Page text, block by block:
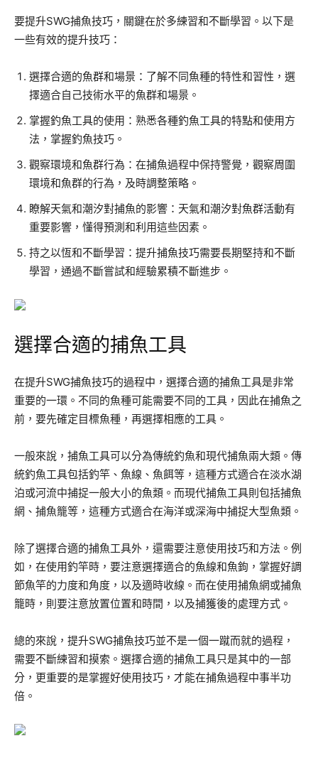
要提升SWG捕魚技巧，關鍵在於多練習和不斷學習。以下是
一些有效的提升技巧：
選擇合適的魚群和場景：了解不同魚種的特性和習性，選
擇適合自己技術水平的魚群和場景。
掌握釣魚工具的使用：熟悉各種釣魚工具的特點和使用方
法，掌握釣魚技巧。
觀察環境和魚群行為：在捕魚過程中保持警覺，觀察周圍
環境和魚群的行為，及時調整策略。
瞭解天氣和潮汐對捕魚的影響：天氣和潮汐對魚群活動有
重要影響，懂得預測和利用這些因素。
持之以恆和不斷學習：提升捕魚技巧需要長期堅持和不斷
學習，通過不斷嘗試和經驗累積不斷進步。
選擇合適的捕魚工具
在提升SWG捕魚技巧的過程中，選擇合適的捕魚工具是非常
重要的一環。不同的魚種可能需要不同的工具，因此在捕魚之
前，要先確定目標魚種，再選擇相應的工具。
一般來說，捕魚工具可以分為傳統釣魚和現代捕魚兩大類。傳
統釣魚工具包括釣竿、魚線、魚餌等，這種方式適合在淡水湖
泊或河流中捕捉一般大小的魚類。而現代捕魚工具則包括捕魚
網、捕魚籠等，這種方式適合在海洋或深海中捕捉大型魚類。
除了選擇合適的捕魚工具外，還需要注意使用技巧和方法。例
如，在使用釣竿時，要注意選擇適合的魚線和魚鉤，掌握好調
節魚竿的力度和角度，以及適時收線。而在使用捕魚網或捕魚
籠時，則要注意放置位置和時間，以及捕獲後的處理方式。
總的來說，提升SWG捕魚技巧並不是一個一蹴而就的過程，
需要不斷練習和摸索。選擇合適的捕魚工具只是其中的一部
分，更重要的是掌握好使用技巧，才能在捕魚過程中事半功
倍。